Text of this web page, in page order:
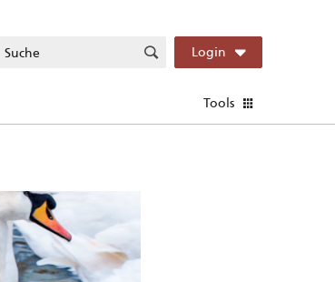
Login
Tools